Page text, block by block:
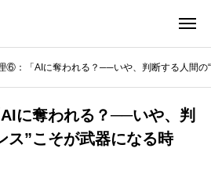
⑥：「AIに奪われる？──いや、判断する人間の
に奪われる？──いや、判
ス”こそが武器になる時